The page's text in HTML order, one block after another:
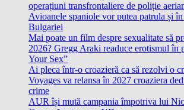
operațiuni transfrontaliere de poliție
Avioanele spaniole vor putea patrula și
Bulgariei
Mai poate un film despre sexualitate să
2026? Gregg Araki readuce erotismul în
Your Sex”
Ai pleca într-o croazieră ca să rezolvi o
Voyages va relansa în 2027 croaziera
crime
AUR își mută campania împotriva lui